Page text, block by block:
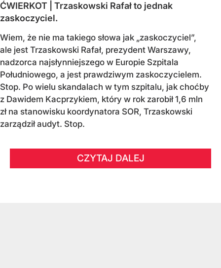
ĆWIERKOT | Trzaskowski Rafał to jednak
zaskoczyciel.
Wiem, że nie ma takiego słowa jak „zaskoczyciel”,
ale jest Trzaskowski Rafał, prezydent Warszawy,
nadzorca najsłynniejszego w Europie Szpitala
Południowego, a jest prawdziwym zaskoczycielem.
Stop. Po wielu skandalach w tym szpitalu, jak choćby
z Dawidem Kacprzykiem, który w rok zarobił 1,6 mln
zł na stanowisku koordynatora SOR, Trzaskowski
zarządził audyt. Stop.
CZYTAJ DALEJ